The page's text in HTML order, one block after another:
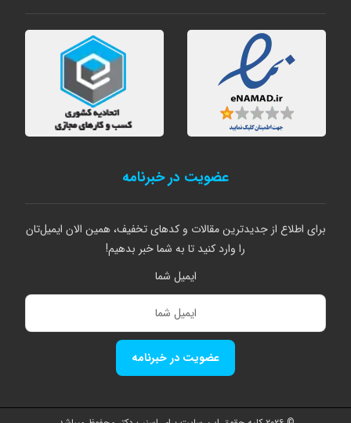
عضویت در خبرنامه
برای اطلاع از جدیدترین مقالات و کدهای تخفیف، همین الان ایمیل‌تان
را وارد کنید تا به شما خبر بدهیم!
ایمیل شما
عضویت در خبرنامه